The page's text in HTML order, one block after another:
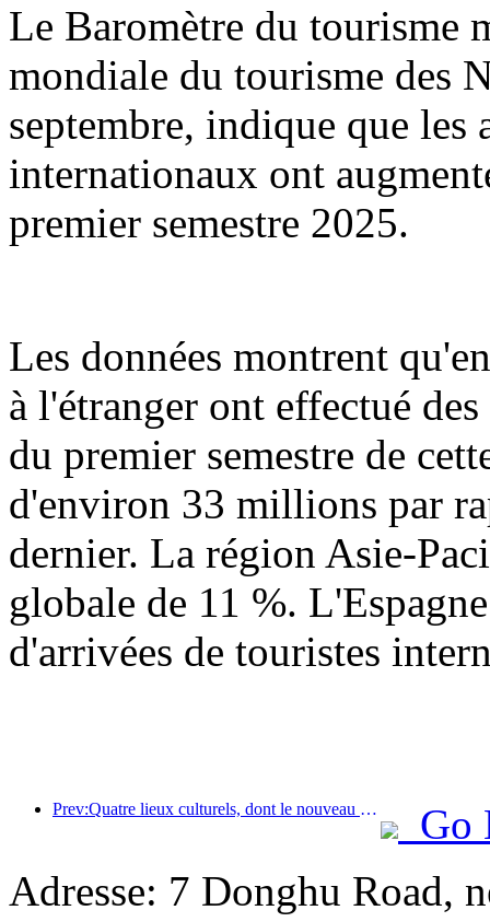
Le Baromètre du tourisme
mondiale du tourisme des
septembre, indique que les
internationaux ont
premier semestre 2025.
Les données montrent
à l'étranger ont effectué
du premier semestre de
d'environ 33 millions par
dernier. La région Asie-
globale de 11 %.
d'arrivées de touristes
Prev:Quatre lieux culturels, dont le nouveau « Jinling Poetry Hall » dans la zone panoramique du lac Xuanwu à Nanjing, ont officiellement ouvert leurs portes.
Go
Adresse: 7 Donghu Road,